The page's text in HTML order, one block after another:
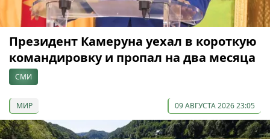
Президент Камеруна уехал в короткую
командировку и пропал на два месяца
СМИ
МИР 09 АВГУСТА 2026 23:05